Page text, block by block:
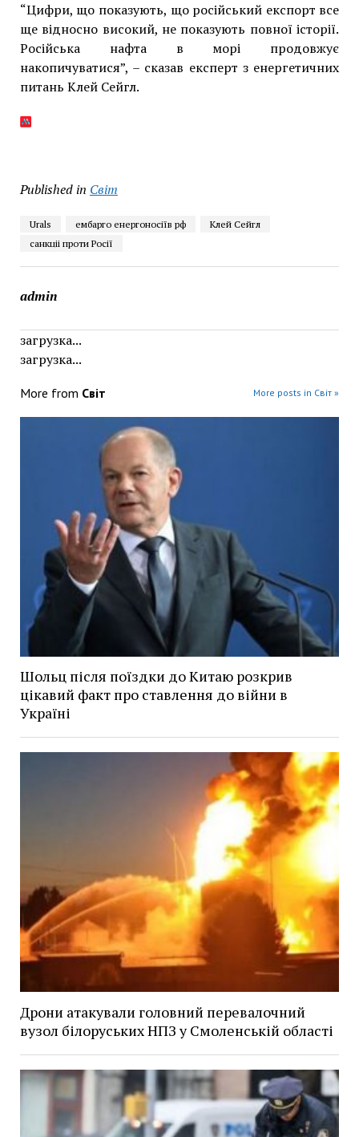
“Цифри, що показують, що російський експорт все
ще відносно високий, не показують повної історії.
Російська нафта в морі продовжує
накопичуватися”, – сказав експерт з енергетичних
питань Клей Сейгл.
Published in Світ
Urals ембарго енергоносіїв рф
Клей Сейгл
санкціі проти Росії
admin
загрузка...
загрузка...
More from Світ More posts in Світ »
Шольц після поїздки до Китаю розкрив
цікавий факт про ставлення до війни в
Україні
Дрони атакували головний перевалочний
вузол білоруських НПЗ у Смоленській області